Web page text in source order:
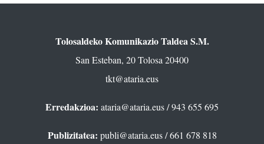
Tolosaldeko Komunikazio Taldea S.M.
San Esteban, 20 Tolosa 20400
tkt@ataria.eus
Erredakzioa: ataria@ataria.eus/ 943 655 695
Publizitatea: publi@ataria.eus/ 661 678 818